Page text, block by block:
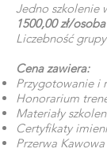
Jedno szkolenie
1500,00 zł/osoba
Liczebność
Cena zawiera:
Przygotowanie i
Honorarium
Materiały
Certyfikaty
Przerwa Kawowa